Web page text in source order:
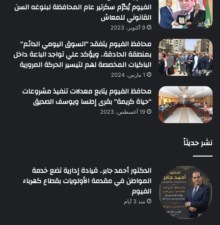
الفيوم يُكرّم سكرتير عام المحافظة لبلوغه السن
القانوني للمعاش
9 أكتوبر، 2023
محافظ الفيوم يتفقد “السوق اليومي الدائم”
بمنطقة الحادقة.. ويؤكد علي تواجد الباعة داخل
الباكيات المخصصة لهم لتيسير الحركة المرورية
1 مارس، 2024
محافظ الفيوم يتابع معدلات تنفيذ مشروعات
“حياة كريمة” بقرى إطسا ويوسف الصديق
19 أغسطس، 2023
نشر حديثاً
الدكتور أحمد جابر.. قيادة إدارية تضع خدمة
المواطن في مقدمة الأولويات بقطاع كهرباء
الفيوم
منذ 3 أيام